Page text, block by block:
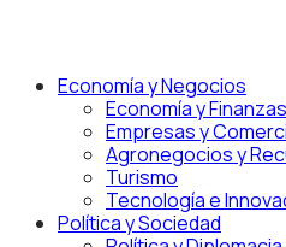
Economía y Negocios
Economía y Finanzas
Empresas y
Agronegocios y
Turismo
Tecnología e
Política y Sociedad